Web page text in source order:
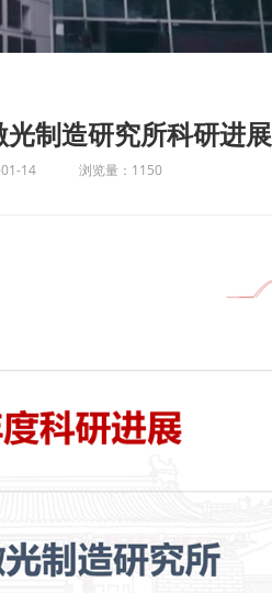
制造研究所科研进展
14 浏览量：1150